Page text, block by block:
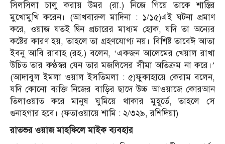
সিলসিলা চালু করায় উমর (রা.) নিজে গিয়ে তাকে শাস্তির
মুখোমুখি করেন। (আখবারুল মাদিনা : ১/১৫)এই ঘটনা প্রমাণ
করে, ওয়াজ যতই দ্বিন প্রচারের মাধ্যম হোক, যদি তা অন্যের
কষ্টের কারণ হয়, তাহলে তা গ্রহণযোগ্য নয়। বিশিষ্ট তাবেঈ আতা
ইবনু আবি রাবাহ (রহ.) বলেন, ‘একজন আলেমের খেয়াল রাখা
উচিত তার কণ্ঠস্বর যেন তার মজলিসের সীমা অতিক্রম না করে।’
(আদাবুল ইমলা ওয়াল ইসতিমলা : ৫)ফুকাহায়ে কেরাম বলেন,
যদি কোনো ব্যক্তি নিজের বাড়ির ছাদে উচ্চ আওয়াজে কোরআন
তিলাওয়াত করে মানুষ ঘুমিয়ে থাকার মুহূর্তে, তাহলে সে
গুনাহগার হবে। (ফতাওয়ায়ে শামি : ২/৩২৯, রশিদিয়া)
রাতভর ওয়াজ মাহফিলে মাইক ব্যবহার